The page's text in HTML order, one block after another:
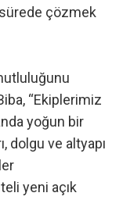
çözmek
“Ekiplerimiz
yoğun bir
dolgu ve altyapı
yeni açık